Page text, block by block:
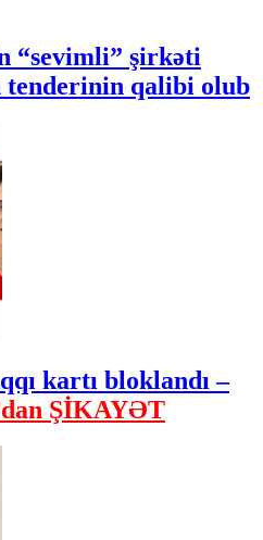
“sevimli” şirkəti
qalibi olub
kartı bloklandı –
ŞİKAYƏT